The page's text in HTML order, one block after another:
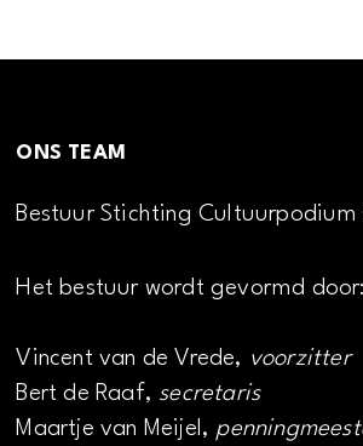
ONS TEAM
Bestuur Stichting Cultuurpodium
Het bestuur wordt gevormd door:
Vincent van de Vrede, voorzitter
Bert de Raaf, secretaris
Maartje van Meijel,